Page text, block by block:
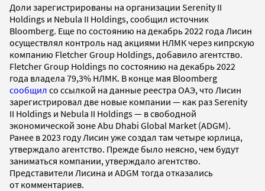
Доли зарегистрированы на организации Serenity II
Holdings и Nebula II Holdings, сообщил источник
Bloomberg. Еще по состоянию на декабрь 2022 года Лисин
осуществлял контроль над акциями НЛМК через кипрскую
компанию Fletcher Group Holdings, добавило агентство.
Fletcher Group Holdings по состоянию на декабрь 2022
года владела 79,3% НЛМК. В конце мая Bloomberg
сообщил со ссылкой на данные реестра ОАЭ, что Лисин
зарегистрировал две новые компании — как раз Serenity
II Holdings и Nebula II Holdings — в свободной
экономической зоне Abu Dhabi Global Market (ADGM).
Ранее в 2023 году Лисин уже создал там четыре юрлица,
утверждало агентство. Прежде было неясно, чем будут
заниматься компании, утверждало агентство.
Представители Лисина и ADGM тогда отказались
от комментариев.